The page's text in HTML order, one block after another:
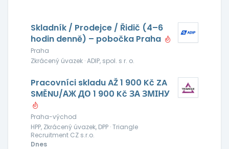
Skladník / Prodejce / Řidič (4–6
hodin denně) – pobočka Praha
Praha
Zkrácený úvazek · ADIP, spol. s r. o.
Pracovníci skladu AŽ 1 900 Kč ZA
SMĚNU/АЖ ДО 1 900 Kč ЗА ЗМІНУ
Praha-východ
HPP, Zkrácený úvazek, DPP · Triangle
Recruitment CZ s.r.o.
Dnes